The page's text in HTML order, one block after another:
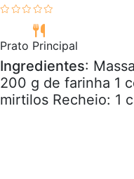
Prato Principal
Ingredientes:
200 g de farinha 1
mirtilos Recheio: 1